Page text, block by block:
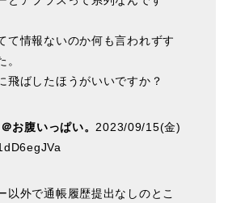
て情報ないのか何も言われずす
。
飛ばしたほうがいいですか？
お腹いっぱい。 2023/09/15(金)
以外で通帳履歴提出なしのとこ